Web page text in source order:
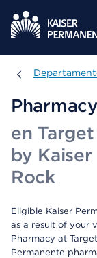
Pharmacy
en
by
Rock
Eligible Kaiser
as a result of your
Pharmacy at
Permanente